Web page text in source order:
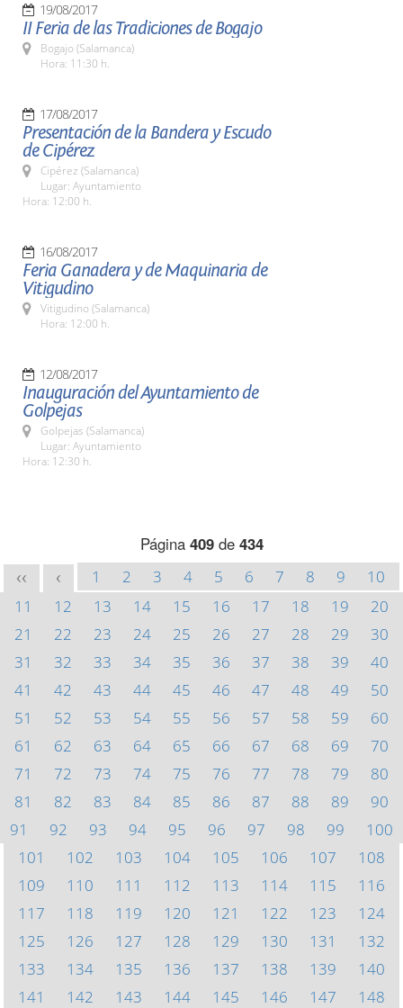
19/08/2017
II Feria de las Tradiciones de Bogajo
Bogajo (Salamanca)
Hora: 11:30 h.
17/08/2017
Presentación de la Bandera y Escudo
de Cipérez
Cipérez (Salamanca)
Lugar: Ayuntamiento
Hora: 12:00 h.
16/08/2017
Feria Ganadera y de Maquinaria de
Vitigudino
Vitigudino (Salamanca)
Hora: 12:00 h.
12/08/2017
Inauguración del Ayuntamiento de
Golpejas
Golpejas (Salamanca)
Lugar: Ayuntamiento
Hora: 12:30 h.
Página 409de 434
<< < 1 2 3 4 5 6 7 8 9
10
11
12 13 14 15 16 17 18 19
20
21
22 23 24 25 26 27 28 29
30
31
32 33 34 35 36 37 38 39
40
41
42 43 44 45 46 47 48 49
50
51
52 53 54 55 56 57 58 59
60
61
62 63 64 65 66 67 68 69
70
71
72 73 74 75 76 77 78 79
80
81
82 83 84 85 86 87 88 89
90
91
92 93 94 95 96 97 98 99
100
101
102 103 104 105 106 107
108
109
110 111 112 113 114 115
116
117
118 119 120 121 122 123
124
125
126 127 128 129 130 131
132
133
134 135 136 137 138 139
140
141
142 143 144 145 146 147
148